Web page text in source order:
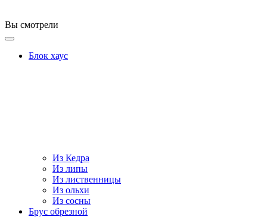
Вы смотрели
Блок хаус
Из Кедра
Из липы
Из лиственницы
Из ольхи
Из сосны
Брус обрезной